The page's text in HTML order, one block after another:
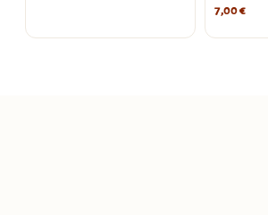
7,00€